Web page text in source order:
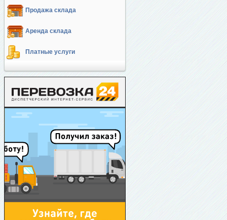
Продажа склада
Аренда склада
Платные услуги